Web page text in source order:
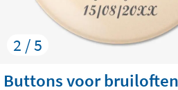
2 / 5
Buttons voor